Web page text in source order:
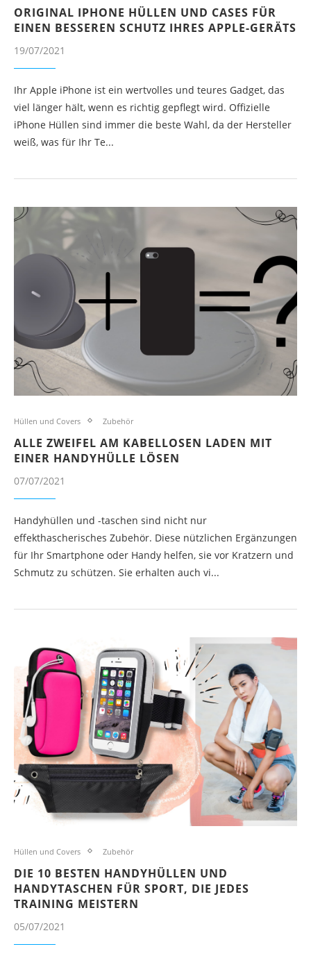
ORIGINAL IPHONE HÜLLEN UND CASES FÜR
EINEN BESSEREN SCHUTZ IHRES APPLE-GERÄTS
19/07/2021
Ihr Apple iPhone ist ein wertvolles und teures Gadget, das
viel länger hält, wenn es richtig gepflegt wird. Offizielle
iPhone Hüllen sind immer die beste Wahl, da der Hersteller
weiß, was für Ihr Te...
Hüllen und Covers Zubehör
ALLE ZWEIFEL AM KABELLOSEN LADEN MIT
EINER HANDYHÜLLE LÖSEN
07/07/2021
Handyhüllen und -taschen sind nicht nur
effekthascherisches Zubehör. Diese nützlichen Ergänzungen
für Ihr Smartphone oder Handy helfen, sie vor Kratzern und
Schmutz zu schützen. Sie erhalten auch vi...
Hüllen und Covers Zubehör
DIE 10 BESTEN HANDYHÜLLEN UND
HANDYTASCHEN FÜR SPORT, DIE JEDES
TRAINING MEISTERN
05/07/2021